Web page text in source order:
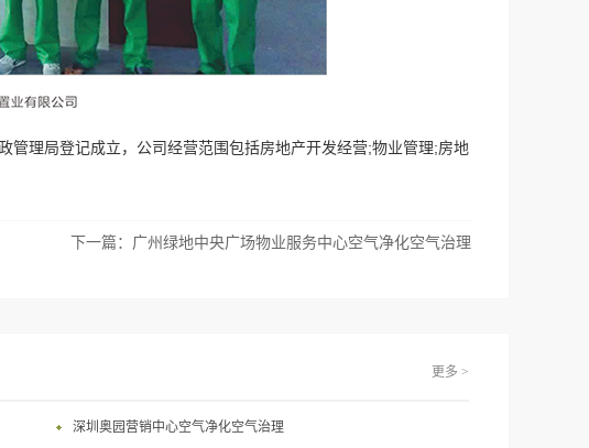
理局登记成立，公司经营范围包括房地产开发经营;物业管理;房地
下一篇： 广州绿地中央广场物业服务中心空气净化空气治理
更多 >
深圳奥园营销中心空气净化空气治理